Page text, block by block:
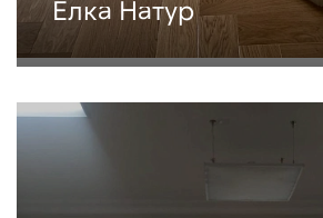
Елка Натур